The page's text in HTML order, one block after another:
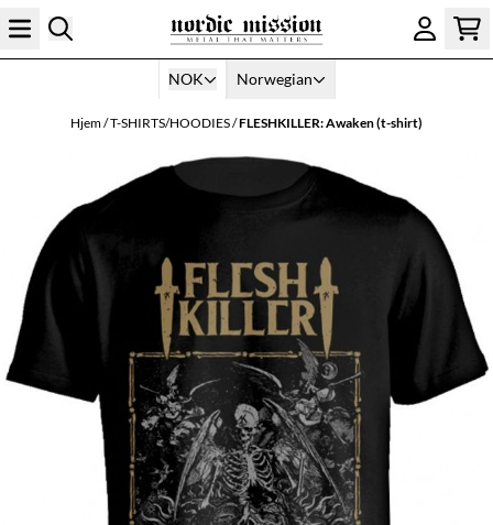
Hopp til innhold
NOK Norwegian
Hjem/T-SHIRTS/HOODIES/FLESHKILLER: Awaken (t-shirt)